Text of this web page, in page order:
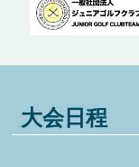
大会日程